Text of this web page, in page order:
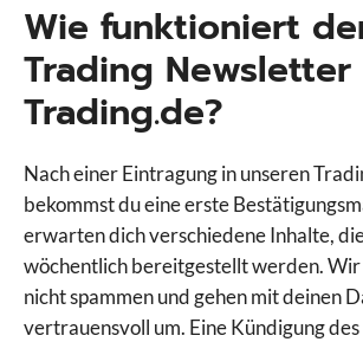
Wie funktioniert
Trading Newsletter
Trading.de?
Nach einer Eintragung in unseren
bekommst du eine erste
erwarten dich verschiedene Inhalte,
wöchentlich bereitgestellt werden.
nicht spammen und gehen mit deinen
vertrauensvoll um. Eine Kündigung